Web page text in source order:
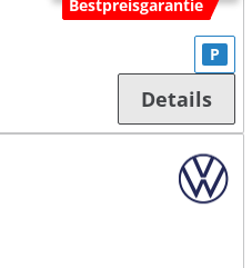
Bestpreisgarantie
P
Details